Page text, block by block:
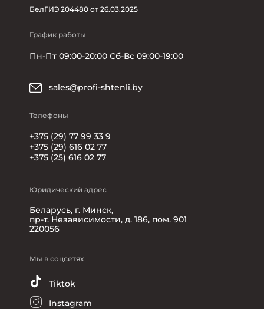
БелГИЭ 204480 от 26.03.2025
График работы
Пн-Пт 09:00-20:00 Сб-Вс 09:00-19:00
sales@profi-shtenli.by
Телефоны
+375 (29) 77 99 33 9
+375 (29) 616 02 77
+375 (25) 616 02 77
Юридический адрес
Беларусь, г. Минск,
пр-т. Независимости, д. 186, пом. 901
220056
Мы в соцсетях
Tiktok
Instagram